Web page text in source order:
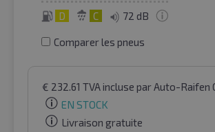
D C 72 dB
Comparer les pneus
€ 232.61 TVA incluse par Auto-Raifen
EN STOCK
Livraison gratuite